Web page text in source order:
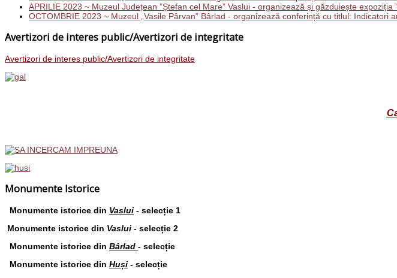
APRILIE 2023 ~ Muzeul Județean ”Ștefan cel Mare” Vaslui - organizează și găzduiește
OCTOMBRIE 2023 ~ Muzeul „Vasile Pârvan” Bârlad - organizează conferință cu titlul:
Avertizori de interes public/Avertizori de integritate
Avertizori de interes public/Avertizori de integritate
Monumente Istorice
Monumente istorice din Vaslui - selecție 1
Monumente istorice din Vaslui - selecție 2
Monumente istorice din Bârlad - selecție
Monumente istorice din Huși - selecție